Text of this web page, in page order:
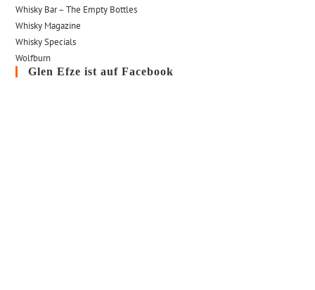
Whisky Bar – The Empty Bottles
Whisky Magazine
Whisky Specials
Wolfburn
Glen Efze ist auf Facebook